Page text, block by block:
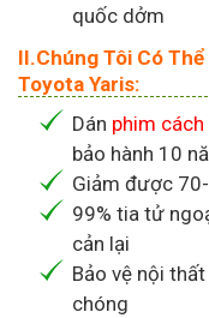
quốc dởm
II.Chúng Tôi Có
Toyota Yaris:
Dán phim
bảo hành 10
Giảm được
99% tia tử
cản lại
Bảo vệ nội
chóng